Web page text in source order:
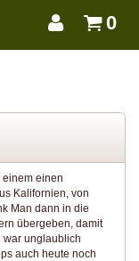
0
einen
Kalifornien, von
Man dann in die
übergeben, damit
war unglaublich
auch heute noch